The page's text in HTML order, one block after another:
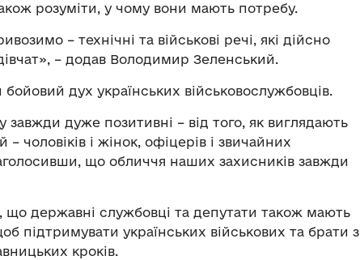
розуміти, у чому вони мають потребу.
– технічні та військові речі, які дійсно
– додав Володимир Зеленський.
дух українських військовослужбовців.
завжди дуже позитивні – від того, як виглядають
– чоловіків і жінок, офіцерів і звичайних
що обличчя наших захисників завжди
державні службовці та депутати також мають
підтримувати українських військових та брати з
кроків.